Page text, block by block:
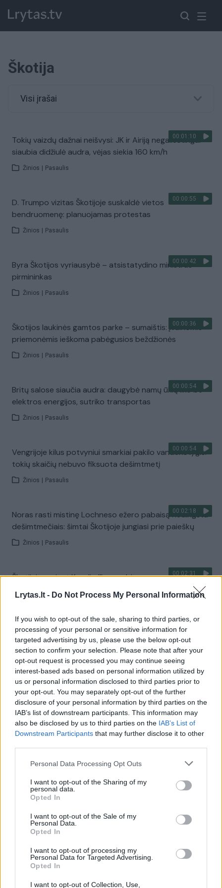
Lrytas.lt - Do Not Process My Personal Information
If you wish to opt-out of the sale, sharing to third parties, or
processing of your personal or sensitive information for
targeted advertising by us, please use the below opt-out
section to confirm your selection. Please note that after your
opt-out request is processed you may continue seeing
interest-based ads based on personal information utilized by
us or personal information disclosed to third parties prior to
your opt-out. You may separately opt-out of the further
disclosure of your personal information by third parties on the
IAB’s list of downstream participants. This information may
also be disclosed by us to third parties on the IAB’s List of
Downstream Participants that may further disclose it to other
Personal Data Processing Opt Outs
I want to opt-out of the Sharing of my
personal data.
Opted In
I want to opt-out of the Sale of my
Personal Data.
Opted In
I want to opt-out of processing my
Personal Data for Targeted Advertising.
Opted In
I want to opt-out of Collection, Use,
Škotija
Visi įrašai
00:01:10
Tokių vaizdų dažnai neišvysi: JK ir Airiją negailestingai
siaubia didžiulė audra, vėjas siekia 160 km/h
Žinios Pasaulis
00:00:55
D. Trumpo vizitas Škotijoje suskaldė vietos
bendruomenę: planuojamas protestas
Žinios Pasaulis
00:00:42
Byra Škotijos vyriausybė – atsistatydino ministras
pirmininkas
Žinios Pasaulis
00:00:36
Škotijos laukinės gamtos parke – sumaištis: įvairiomis
priemonėmis ieškoma pabėgusios beždžionės
Žinios Pasaulis
00:00:54
Britų salose siaučia audra: daugybė namų ūkių liko be
elektros energijos, sutriko transportas
Žinios Pasaulis
00:00:54
Vengrijoje kilus potvyniui smarkiai pakilo vandens lygis:
tokių skaičių nebuvo fiksuota dešimtmetį
Žinios Pasaulis
00:02:18
Noras rasti mistinę Lochneso ežero pabaisą nedingsta
dešimtmečiais: šimtai Škotijoje jungiasi prie paieškų
Žinios Pasaulis
00:02:31
Škotijai rengiant Karolio III pagerbimo ceremoniją, ne
Škotijai minint „Karališkąją savaitę“, šalyje lankosi
Karolis III: pamatykite, kuo pastarasis pasidabino
Žinios | Pasaulis
00:00:50
Atsistatydinančių šalies lyderių bumas tęsiasi: Škotijos
pirmoji ministrė traukiasi iš užimamų pareigų
Žinios Pasaulis
00:00:58
JK aukščiausiasis teismas vertins referendumo
Žinios | Pasaulis
00:00:48
Kol atliekų surinkėjai streikuoja Škotijos miestai primena
lūšnynus: gatvės perpildytos šiukšlių
Žinios | Pasaulis